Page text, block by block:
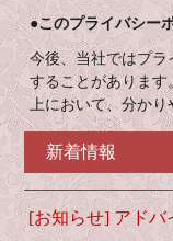
●このプライバシー
今後、当社ではプ
することがありま
上において、分か
新着情報
[お知らせ] アドバ